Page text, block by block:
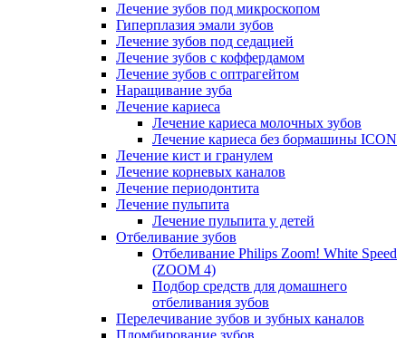
Лечение зубов под микроскопом
Гиперплазия эмали зубов
Лечение зубов под седацией
Лечение зубов с коффердамом
Лечение зубов с оптрагейтом
Наращивание зуба
Лечение кариеса
Лечение кариеса молочных зубов
Лечение кариеса без бормашины ICON
Лечение кист и гранулем
Лечение корневых каналов
Лечение периодонтита
Лечение пульпита
Лечение пульпита у детей
Отбеливание зубов
Отбеливание Philips Zoom! White Speed
(ZOOM 4)
Подбор средств для домашнего
отбеливания зубов
Перелечивание зубов и зубных каналов